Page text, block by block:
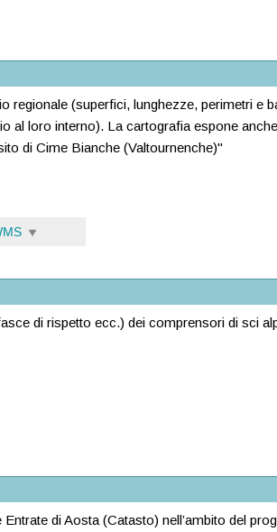
regionale (superfici, lunghezze, perimetri e
loro interno). La cartografia espone
di Cime Bianche (Valtournenche)"
di rispetto ecc.) dei comprensori di sci
di Aosta (Catasto) nell’ambito del